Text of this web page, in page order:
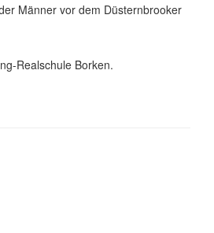
Männer vor dem Düsternbrooker
Realschule Borken.